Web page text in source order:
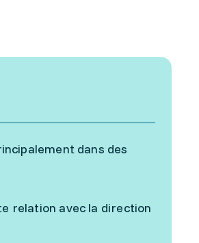
dans des
relation avec la direction